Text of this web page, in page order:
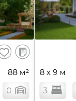
В
сравнение
88 м²
0
8 x 9 м
3